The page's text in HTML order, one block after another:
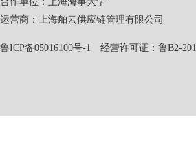
运营商：上海舶云供应链管理有限公
鲁ICP备05016100号-1 经营许可证：鲁B2-